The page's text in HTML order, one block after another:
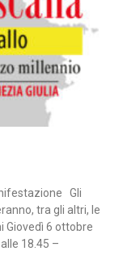
Gli
tra gli altri, le
Giovedì 6 ottobre
18.45 –